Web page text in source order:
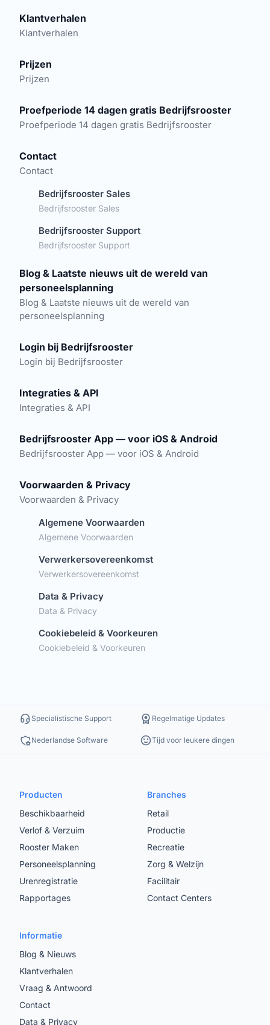
Klantverhalen
Klantverhalen
Prijzen
Prijzen
Proefperiode 14 dagen gratis Bedrijfsrooster
Proefperiode 14 dagen gratis Bedrijfsrooster
Contact
Contact
Bedrijfsrooster Sales
Bedrijfsrooster Sales
Bedrijfsrooster Support
Bedrijfsrooster Support
Blog & Laatste nieuws uit de wereld van
personeelsplanning
Blog & Laatste nieuws uit de wereld van
personeelsplanning
Login bij Bedrijfsrooster
Login bij Bedrijfsrooster
Integraties & API
Integraties & API
Bedrijfsrooster App — voor iOS & Android
Bedrijfsrooster App — voor iOS & Android
Voorwaarden & Privacy
Voorwaarden & Privacy
Algemene Voorwaarden
Algemene Voorwaarden
Verwerkersovereenkomst
Verwerkersovereenkomst
Data & Privacy
Data & Privacy
Cookiebeleid & Voorkeuren
Cookiebeleid & Voorkeuren
Specialistische Support Regelmatige Updates
Nederlandse Software Tijd voor leukere dingen
Producten
Beschikbaarheid
Verlof & Verzuim
Rooster Maken
Personeelsplanning
Urenregistratie
Rapportages
Branches
Retail
Productie
Recreatie
Zorg & Welzijn
Facilitair
Contact Centers
Informatie
Blog & Nieuws
Klantverhalen
Vraag & Antwoord
Contact
Data & Privacy